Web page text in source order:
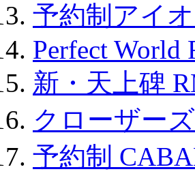
予約制アイ
Perfect World
新・天上碑
クローザー
予約制